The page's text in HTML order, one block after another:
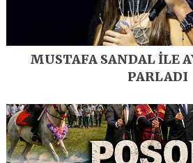
MUSTAFA SANDAL İLE
PARLADI